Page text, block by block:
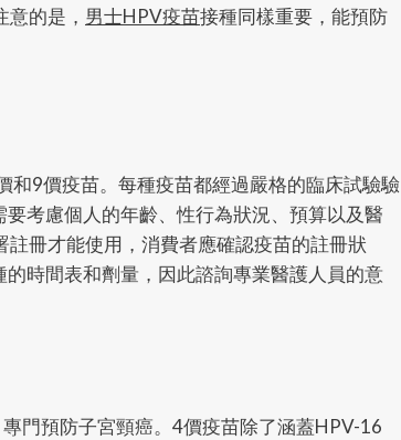
的是， 男士HPV疫苗接種同樣重要，能預防
和9價疫苗。每種疫苗都經過嚴格的臨床試驗驗
考慮個人的年齡、性行為狀況、預算以及醫
冊才能使用，消費者應確認疫苗的註冊狀
時間表和劑量，因此諮詢專業醫護人員的意
門預防子宮頸癌。4價疫苗除了涵蓋HPV-16